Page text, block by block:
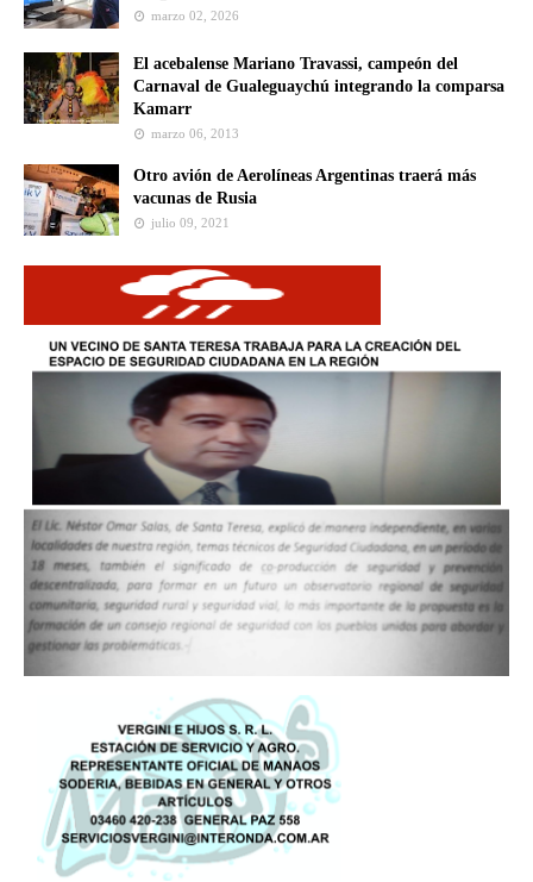
marzo 02, 2026
El acebalense Mariano Travassi, campeón del
Carnaval de Gualeguaychú integrando la comparsa
Kamarr
marzo 06, 2013
Otro avión de Aerolíneas Argentinas traerá más
vacunas de Rusia
julio 09, 2021